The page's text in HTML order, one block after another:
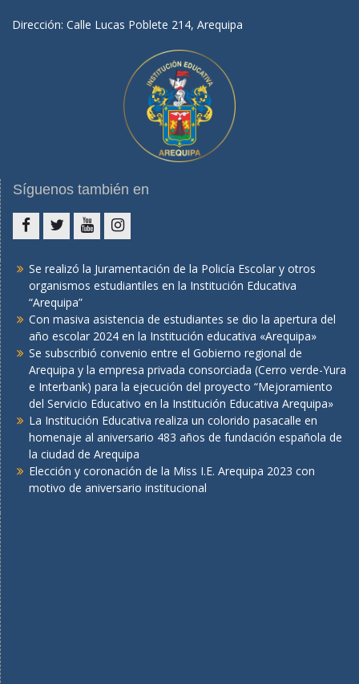
Dirección: Calle Lucas Poblete 214, Arequipa
Síguenos también en
tube
Se realizó la Juramentación de la Policía Escolar y otros
organismos estudiantiles en la Institución Educativa
“Arequipa”
Con masiva asistencia de estudiantes se dio la apertura del
año escolar 2024 en la Institución educativa «Arequipa»
Se subscribió convenio entre el Gobierno regional de
Arequipa y la empresa privada consorciada (Cerro verde-Yura
e Interbank) para la ejecución del proyecto “Mejoramiento
del Servicio Educativo en la Institución Educativa Arequipa»
La Institución Educativa realiza un colorido pasacalle en
homenaje al aniversario 483 años de fundación española de
la ciudad de Arequipa
Elección y coronación de la Miss I.E. Arequipa 2023 con
motivo de aniversario institucional